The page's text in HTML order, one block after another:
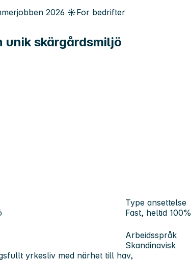
2026 ☀️For bedrifter
unik skärgårdsmiljö
Type ansettelse
Fast, heltid 100%
Arbeidsspråk
Skandinavisk
yrkesliv med närhet till hav,